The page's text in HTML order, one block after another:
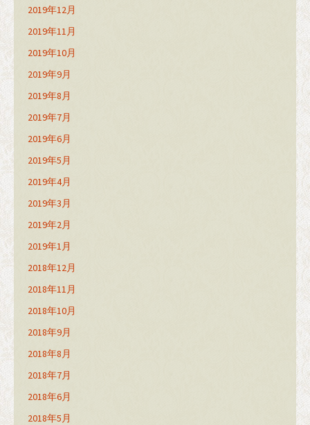
2019年12月
2019年11月
2019年10月
2019年9月
2019年8月
2019年7月
2019年6月
2019年5月
2019年4月
2019年3月
2019年2月
2019年1月
2018年12月
2018年11月
2018年10月
2018年9月
2018年8月
2018年7月
2018年6月
2018年5月